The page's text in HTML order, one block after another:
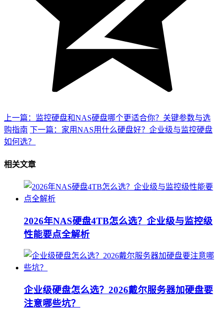
上一篇：监控硬盘和NAS硬盘哪个更适合你？关键参数与选
购指南 下一篇：家用NAS用什么硬盘好？企业级与监控硬盘
如何选？
相关文章
2026年NAS硬盘4TB怎么选？企业级与监控级
性能要点全解析
企业级硬盘怎么选？2026戴尔服务器加硬盘要
注意哪些坑？